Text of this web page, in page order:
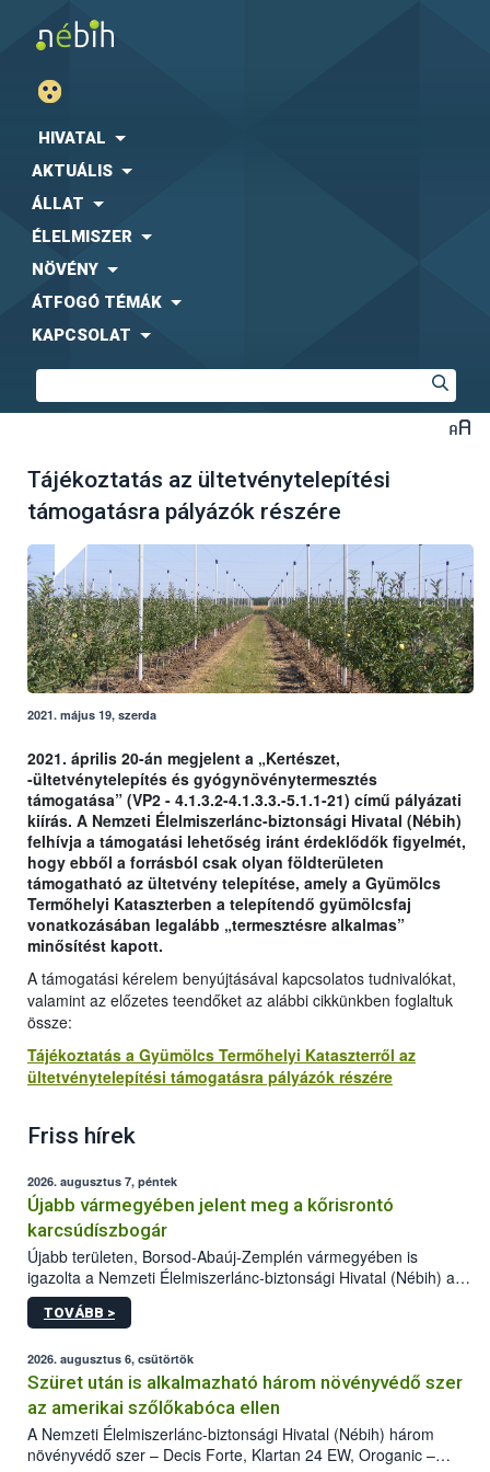
HIVATAL
AKTUÁLIS
ÁLLAT
ÉLELMISZER
NÖVÉNY
ÁTFOGÓ TÉMÁK
KAPCSOLAT
Tájékoztatás az ültetvénytelepítési
támogatásra pályázók részére
2021. május 19, szerda
2021. április 20-án megjelent a „Kertészet,
-ültetvénytelepítés és gyógynövénytermesztés
támogatása” (VP2 - 4.1.3.2-4.1.3.3.-5.1.1-21) című pályázati
kiírás. A Nemzeti Élelmiszerlánc-biztonsági Hivatal (Nébih)
felhívja a támogatási lehetőség iránt érdeklődők figyelmét,
hogy ebből a forrásból csak olyan földterületen
támogatható az ültetvény telepítése, amely a Gyümölcs
Termőhelyi Kataszterben a telepítendő gyümölcsfaj
vonatkozásában legalább „termesztésre alkalmas”
minősítést kapott.
A támogatási kérelem benyújtásával kapcsolatos tudnivalókat,
valamint az előzetes teendőket az alábbi cikkünkben foglaltuk
össze:
Tájékoztatás a Gyümölcs Termőhelyi Kataszterről az
ültetvénytelepítési támogatásra pályázók részére
Friss hírek
2026. augusztus 7, péntek
Újabb vármegyében jelent meg a kőrisrontó
karcsúdíszbogár
Újabb területen, Borsod-Abaúj-Zemplén vármegyében is
igazolta a Nemzeti Élelmiszerlánc-biztonsági Hivatal (Nébih) a
kőrisrontó karcsúdíszbogár (Agrilus planipennis) jelenlétét. A
kártevőt nem csak színcsapdában találták meg, de már fertőzött
az intenzív felderítést, emellett az intézkedéseket a szlovák
hatósággal is összehangolják a terjedés megállítása érdekében.
TOVÁBB >
2026. augusztus 6, csütörtök
Szüret után is alkalmazható három növényvédő szer
az amerikai szőlőkabóca ellen
A Nemzeti Élelmiszerlánc-biztonsági Hivatal (Nébih) három
növényvédő szer – Decis Forte, Klartan 24 EW, Oroganic –